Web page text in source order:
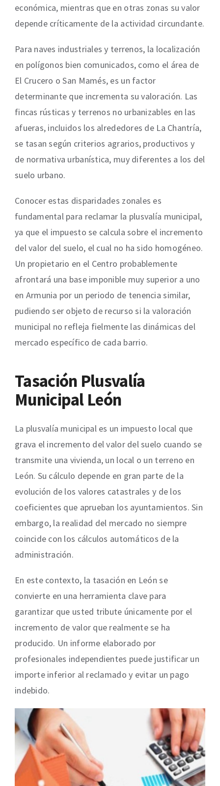
económica, mientras que en otras zonas su valor
depende críticamente de la actividad circundante.
Para naves industriales y terrenos, la localización
en polígonos bien comunicados, como el área de
El Crucero o San Mamés, es un factor
determinante que incrementa su valoración. Las
fincas rústicas y terrenos no urbanizables en las
afueras, incluidos los alrededores de La Chantría,
se tasan según criterios agrarios, productivos y
de normativa urbanística, muy diferentes a los del
suelo urbano.
Conocer estas disparidades zonales es
fundamental para reclamar la plusvalía municipal,
ya que el impuesto se calcula sobre el incremento
del valor del suelo, el cual no ha sido homogéneo.
Un propietario en el Centro probablemente
afrontará una base imponible muy superior a uno
en Armunia por un periodo de tenencia similar,
pudiendo ser objeto de recurso si la valoración
municipal no refleja fielmente las dinámicas del
mercado específico de cada barrio.
Tasación Plusvalía
Municipal León
La plusvalía municipal es un impuesto local que
grava el incremento del valor del suelo cuando se
transmite una vivienda, un local o un terreno en
León. Su cálculo depende en gran parte de la
evolución de los valores catastrales y de los
coeficientes que aprueban los ayuntamientos. Sin
embargo, la realidad del mercado no siempre
coincide con los cálculos automáticos de la
administración.
En este contexto, la tasación en León se
convierte en una herramienta clave para
garantizar que usted tribute únicamente por el
incremento de valor que realmente se ha
producido. Un informe elaborado por
profesionales independientes puede justificar un
importe inferior al reclamado y evitar un pago
indebido.